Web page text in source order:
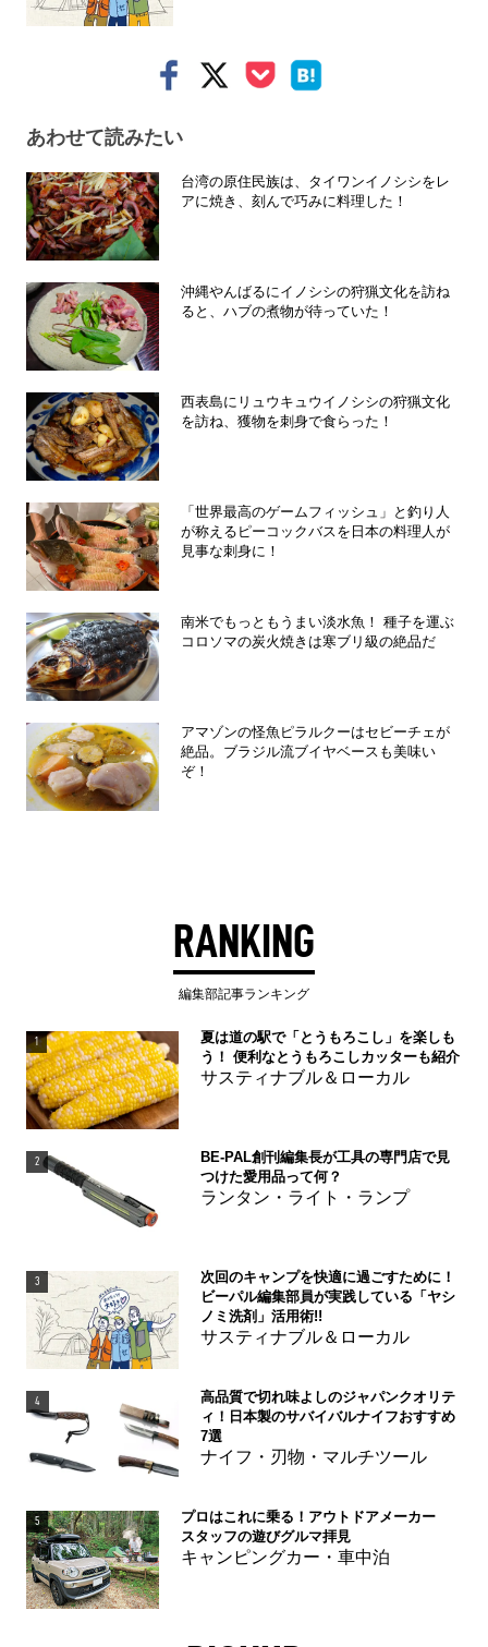
あわせて読みたい
台湾の原住民族は、タイワンイノシシをレ
アに焼き、刻んで巧みに料理した！
沖縄やんばるにイノシシの狩猟文化を訪ね
ると、ハブの煮物が待っていた！
西表島にリュウキュウイノシシの狩猟文化
を訪ね、獲物を刺身で食らった！
「世界最高のゲームフィッシュ」と釣り人
が称えるピーコックバスを日本の料理人が
見事な刺身に！
南米でもっともうまい淡水魚！ 種子を運ぶ
コロソマの炭火焼きは寒ブリ級の絶品だ
アマゾンの怪魚ピラルクーはセビーチェが
絶品。ブラジル流ブイヤベースも美味い
ぞ！
RANKING
編集部記事ランキング
1
夏は道の駅で「とうもろこし」を楽しも
う！ 便利なとうもろこしカッターも紹介
サスティナブル＆ローカル
2
BE-PAL創刊編集長が工具の専門店で見
つけた愛用品って何？
ランタン・ライト・ランプ
3
次回のキャンプを快適に過ごすために！
ビーパル編集部員が実践している「ヤシ
ノミ洗剤」活用術!!
サスティナブル＆ローカル
4
高品質で切れ味よしのジャパンクオリテ
ィ！日本製のサバイバルナイフおすすめ
7選
ナイフ・刃物・マルチツール
5
プロはこれに乗る！アウトドアメーカー
スタッフの遊びグルマ拝見
キャンピングカー・車中泊